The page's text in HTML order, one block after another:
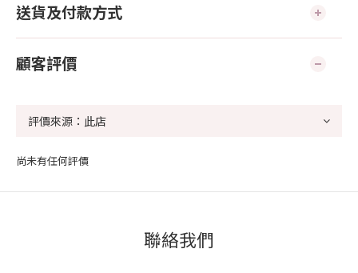
送貨及付款方式
顧客評價
尚未有任何評價
聯絡我們